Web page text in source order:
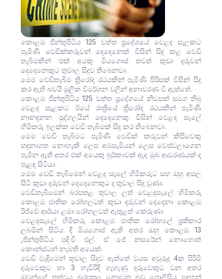
කොළඹ ජින්තුපිටිය 125 වත්ත ප්‍රදේශයේ වෙළද සැලකට
පැමිණි වෙඩික්කරුවන් දෙදෙනෙක් විසින් සිදු කළ වෙඩි
තැබිමකින් එක් අයකු මියගොස් තවත් කුඩා දරුවන්
දෙදෙනෙකුට තුවාල සිදුව තිබෙනවා.
මෙම වෙඩිතැබීම ත්‍රිරෝද රථයකින් පැමිණි පිරිසක් විසින් සිදු
කර ඇති බවයි මුලික විමර්ශන වලින් අනාවරණ වී ඇත්තේ.
කොළඹ ජින්තුපිටිය 125 වත්ත ප්‍රදේශයේ නිවසක් සමග තිබු
වෙළද සැළකට ඊයේ රාත්‍රියේ ත්‍රිරෝද රථයකින් පැමිණි
නානඳුනන පුද්ගලයින් දෙදෙනෙකු විසින් වෙළද සැලේ
හිමිකරු ඉලක්ක වෙඩි තැබිමක් සිදු කර තිබෙනවා.
මෙම වෙඩි තැබිමට පැමිණි වෙඩික් කරුවන් කිසිවෙකු
හඳුනාගත නොහැකි ලෙස අඹසැමියන් ලෙස වෙස්වලාගෙන
පැමින ඇති අතර එක් අයෙකු බුර්කාවක් ඇඳ මුඛ ආවරණයක් ද
පැළඳ සිටියා.
මෙම වෙඩි තැබිමෙන් වෙළද සැලේ හිමිකරුට සහ ඔහු අසල
සිටි කුඩා දරුවන් දෙදෙනෙකුට ද තුවාල සිදු වුණා.
වෙඩිතැබීමෙන් බරපතළ තුවාල ලත් වෙළදසැලේ හිමිකරු
කොළඹ ජාතික රෝහලටත් කුඩා දරුවන් දෙදෙනා කොළඹ
රිජ්වේ ආර්යා ළමා රෝහලටත් ඇතුළත් කෙරුණා.
වෙළදසැලේ හිමිකරු කොළඹ ජාතික රෝහලේ ප්‍රතිකාර
ලබමින් සිටිය දි මියගොස් ඇති අතර ඔහු කොළඹ 13
,ජින්තුපිටිය පදිංචි එල්. ඒ ජේ නසරේන් නොහොත්
කොන්ස්ටන් නැමති අයෙක්.
වෙඩි වැදිමෙන් තුවාල සිදුව ඇත්තේ වයස අවුරුදු 4ක පිරිමි
දරුවෙකුට හා 3 හැවිරිදි ගැහැණු දරුවෙකුට වන අතර
ඔවුන්ගේ තත්වය බරපතල නොවන බව පොලිසිය සදහන්